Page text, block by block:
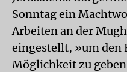
Sonntag ein
Arbeiten an der
eingestellt, »um den
Möglichkeit zu